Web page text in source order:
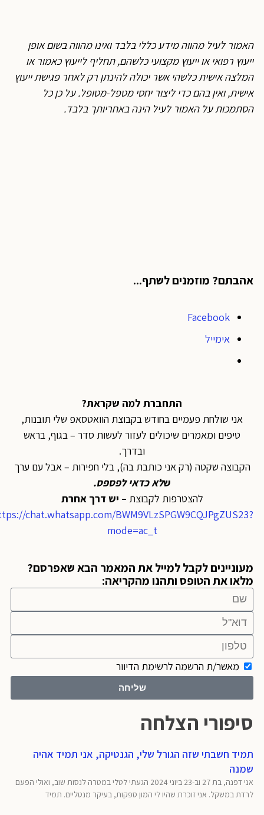
האמור לעיל מהווה מידע כללי בלבד ואינו מהווה בשום אופן
ייעוץ רפואי או ייעוץ מקצועי כלשהם, תחליף לייעוץ כאמור או
המלצה אישית כלשהי אשר יכולה להינתן רק לאחר פגישת ייעוץ
אישית, ואין בהם כדי ליצור יחסי מטפל-מטופל. על כן כל
הסתמכות על האמור לעיל הינה באחריותך בלבד.
אהבתם? מוזמנים לשתף...
Facebook
אימייל
התחברת למה שקראת?
אני שולחת פעמיים בחודש בקבוצת הוואטסאפ שלי תובנות,
טיפים ומאמרים שיכולים לעזור לעשות סדר – בגוף, בראש
ובדרך.
הקבוצה שקטה (רק אני כותבת בה), בלי חפירות – אבל עם ערך
לא כדאי לפספס.
להצטרפות לקבוצת– יש דרך אחרת
https://chat.whatsapp.com/BWM9VLzSPGW9CQJPgZUS23?
mode=ac_t
מעוניינים לקבל למייל את המאמר הבא שאפרסם?
מלאו את הטופס ותהנו מהקריאה:
מאשר/ת הרשמה לרשימת הדיוור
שליחה
סיפורי הצלחה
תמיד חשבתי שזה הגורל שלי, הגנטיקה, אני תמיד אהיה
שמנה
אני דפנה, בת 27 וב-23 ביוני 2024 הגעתי לטלי במטרה לנסות שוב, ואולי הפעם
לרדת במשקל. אני זוכרת שהיו לי המון ספקות, בעיקר מנטליים. תמיד